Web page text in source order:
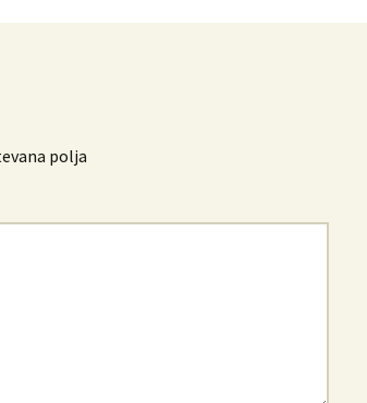
polja